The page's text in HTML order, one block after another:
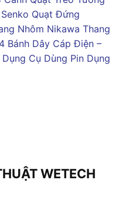
Quạt Đứng
Nhôm Nikawa Thang
Bánh Dây Cáp Điện –
Dụng Cụ Dùng Pin Dụng
WETECH